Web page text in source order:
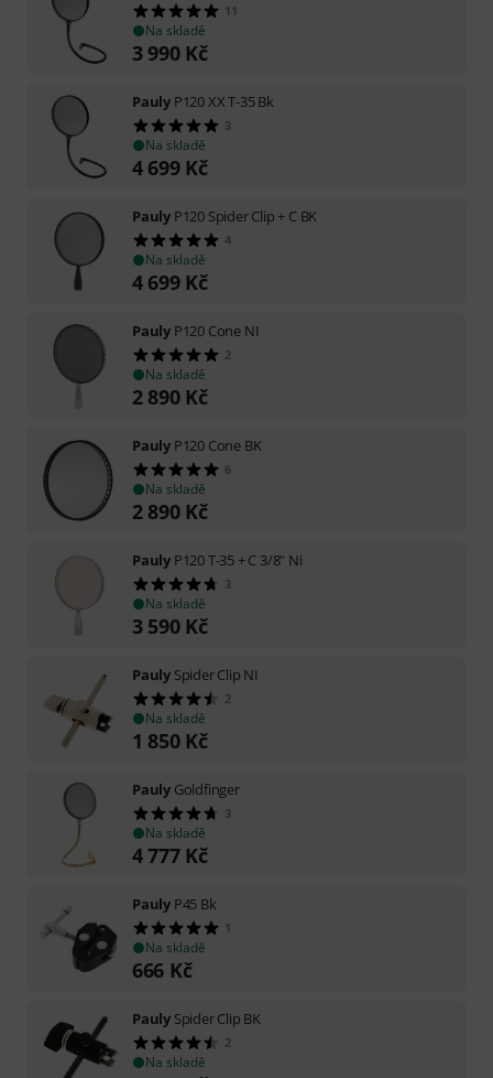
11
Na skladě
3 990 Kč
Pauly P120 XX T-35 Bk
3
Na skladě
4 699 Kč
Pauly P120 Spider Clip + C BK
4
Na skladě
4 699 Kč
Pauly P120 Cone NI
2
Na skladě
2 890 Kč
Pauly P120 Cone BK
6
Na skladě
2 890 Kč
Pauly P120 T-35 + C 3/8" Ni
3
Na skladě
3 590 Kč
Pauly Spider Clip NI
2
Na skladě
1 850 Kč
Pauly Goldfinger
3
Na skladě
4 777 Kč
Pauly P45 Bk
1
Na skladě
666 Kč
Pauly Spider Clip BK
2
Na skladě